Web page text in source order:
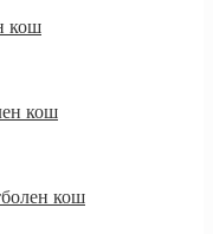
кош
кош
кош